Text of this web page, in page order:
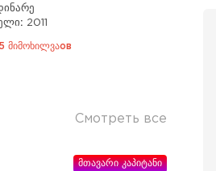
2011
5 მიმოხილვაов
Смотреть все
მთავარი კაპიტანი